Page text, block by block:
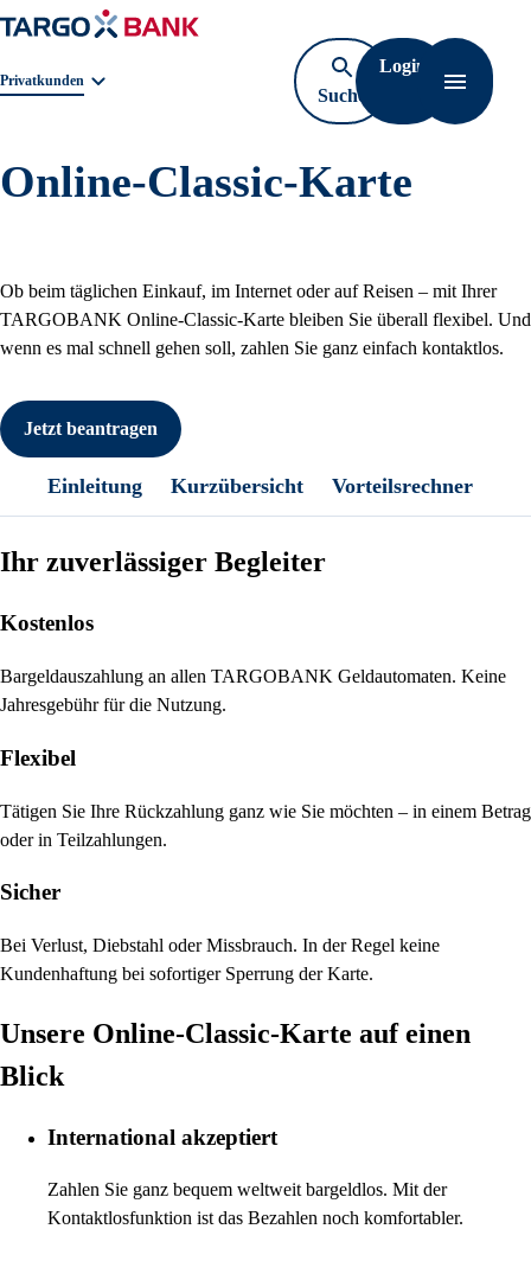
Geschäftsbereichnavigation. Aktuelle Auswahl:
Privatkunden
Suche
öffnen
Login
Online-Classic-Karte
Ob beim täglichen Einkauf, im Internet oder auf Reisen – mit Ihrer
TARGOBANK Online-Classic-Karte bleiben Sie überall flexibel. Und
wenn es mal schnell gehen soll, zahlen Sie ganz einfach kontaktlos.
Jetzt beantragen
Einleitung Kurzübersicht Vorteilsrechner
Ihr zuverlässiger Begleiter
Kostenlos
Bargeldauszahlung an allen TARGOBANK Geldautomaten. Keine
Jahresgebühr für die Nutzung.
Flexibel
Tätigen Sie Ihre Rückzahlung ganz wie Sie möchten – in einem Betrag
oder in Teilzahlungen.
Sicher
Bei Verlust, Diebstahl oder Missbrauch. In der Regel keine
Kundenhaftung bei sofortiger Sperrung der Karte.
Unsere Online-Classic-Karte auf einen
Blick
International akzeptiert
Zahlen Sie ganz bequem weltweit bargeldlos. Mit der
Kontaktlosfunktion ist das Bezahlen noch komfortabler.